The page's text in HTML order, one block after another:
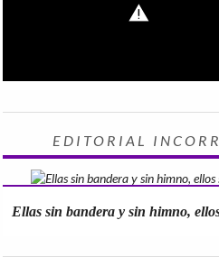
EDITORIAL
Ellas sin bandera y sin himno,